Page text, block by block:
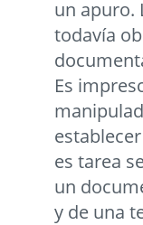
un apuro.
todavía
Es
es tarea
un
y de una